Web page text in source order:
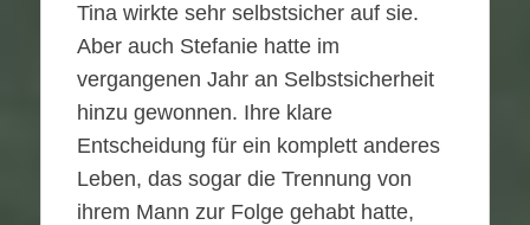
Tina wirkte sehr selbstsicher auf sie.
Aber auch Stefanie hatte im
vergangenen Jahr an Selbstsicherheit
hinzu gewonnen. Ihre klare
Entscheidung für ein komplett anderes
Leben, das sogar die Trennung von
ihrem Mann zur Folge gehabt hatte,